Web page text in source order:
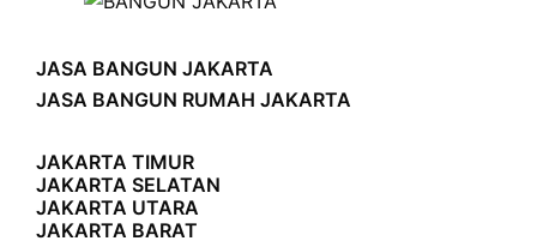
JASA BANGUN JAKARTA
JASA BANGUN RUMAH JAKARTA
JAKARTA TIMUR
JAKARTA SELATAN
JAKARTA UTARA
JAKARTA BARAT